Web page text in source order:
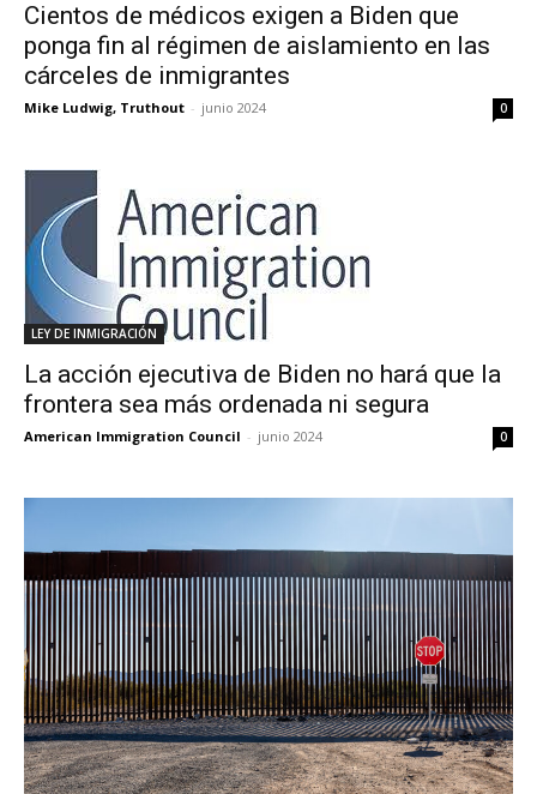
Cientos de médicos exigen a Biden que
ponga fin al régimen de aislamiento en las
cárceles de inmigrantes
Mike Ludwig, Truthout - junio 2024 0
LEY DE INMIGRACIÓN
La acción ejecutiva de Biden no hará que la
frontera sea más ordenada ni segura
American Immigration Council - junio 2024 0